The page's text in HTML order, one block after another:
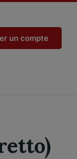
un compte